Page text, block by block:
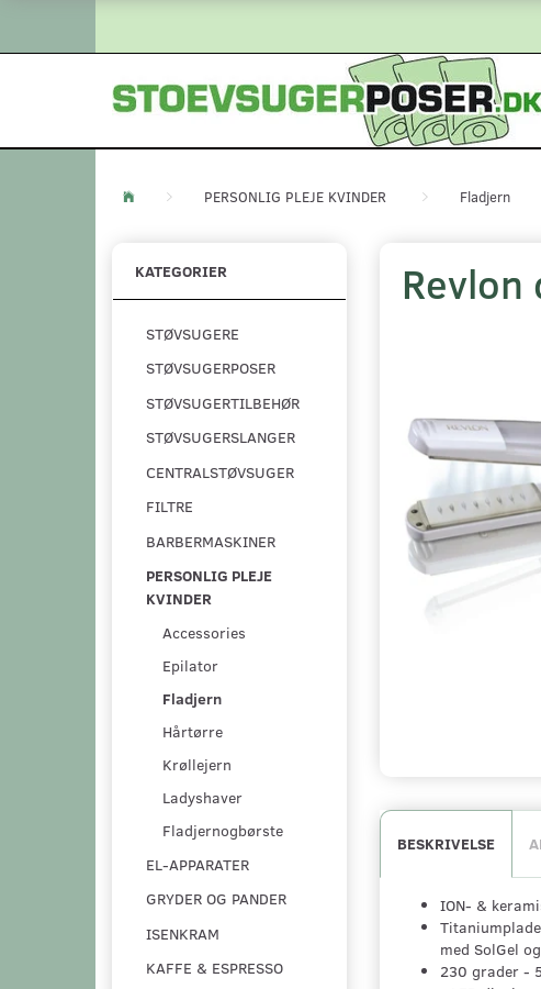
PERSONLIG PLEJE KVINDER Fladjern
KATEGORIER
STØVSUGERE
STØVSUGERPOSER
STØVSUGERTILBEHØR
STØVSUGERSLANGER
CENTRALSTØVSUGER
FILTRE
BARBERMASKINER
PERSONLIG PLEJE
KVINDER
Accessories
Epilator
Fladjern
Hårtørre
Krøllejern
Ladyshaver
Fladjernogbørste
EL-APPARATER
GRYDER OG PANDER
ISENKRAM
KAFFE & ESPRESSO
BESKRIVELSE
ION- &
med SolGel
230 grader -